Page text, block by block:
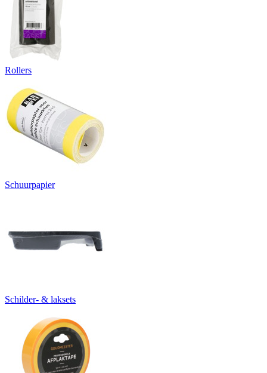
Rollers
Schuurpapier
Schilder- & laksets